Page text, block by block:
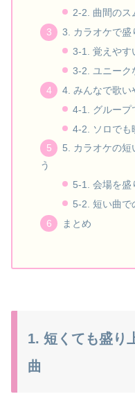
2-2. 曲間のス
3. カラオケで盛
3-1. 覚えやす
3-2. ユニーク
4. みんなで歌い
4-1. グループ
4-2. ソロでも
5. カラオケの短
う
5-1. 会場を盛
5-2. 短い曲で
まとめ
1. 短くても盛り
曲